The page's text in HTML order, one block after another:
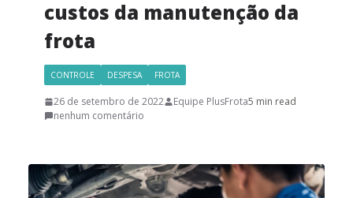
custos da manutenção da
frota
CONTROLE DESPESA FROTA
26 de setembro de 2022 Equipe PlusFrota5 min read
nenhum comentário